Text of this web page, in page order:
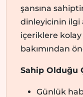
şansına
dinleyicinin ilgi
içeriklere kolay
bakımından
Sahip Olduğu
Günlük